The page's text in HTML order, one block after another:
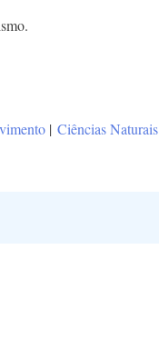
| Ciências Naturais